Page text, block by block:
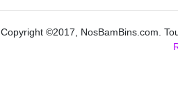
Copyright ©2017, NosBamBins.com.